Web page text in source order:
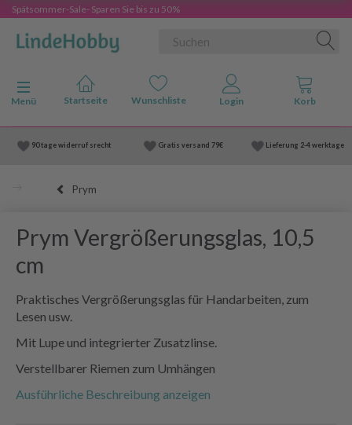
Spätsommer-Sale- Sparen Sie bis zu 50%
Anzeige ändern
Menü
90 tage widerruf srecht Gratis versand 79€ Lieferung 2-4 werktage
Prym
Prym Vergrößerungsglas, 10,5
cm
Praktisches Vergrößerungsglas für Handarbeiten, zum
Lesen usw.
Mit Lupe und integrierter Zusatzlinse.
Verstellbarer Riemen zum Umhängen
Ausführliche Beschreibung anzeigen